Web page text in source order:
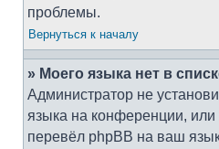
проблемы.
Вернуться к началу
» Моего языка нет в
Администратор не
языка на конференции, или
перевёл phpBB на ваш